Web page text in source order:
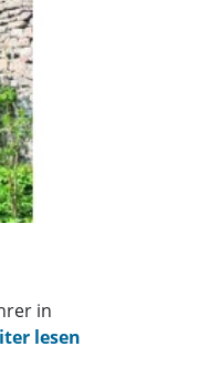
in
Neben
dem